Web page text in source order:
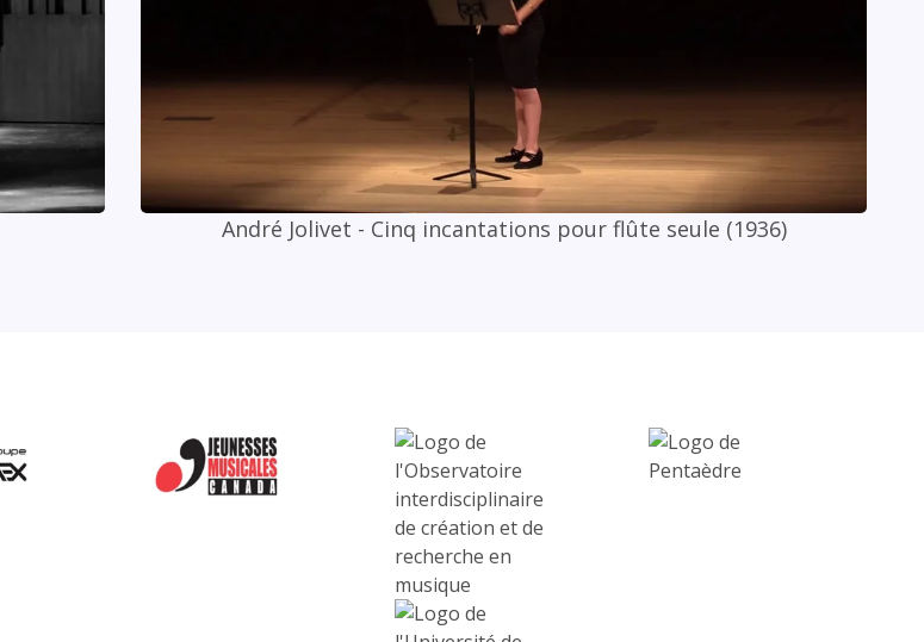
André Jolivet - Cinq incantations pour flûte seule (1936)